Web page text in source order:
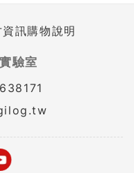
資訊購物說明
驗室